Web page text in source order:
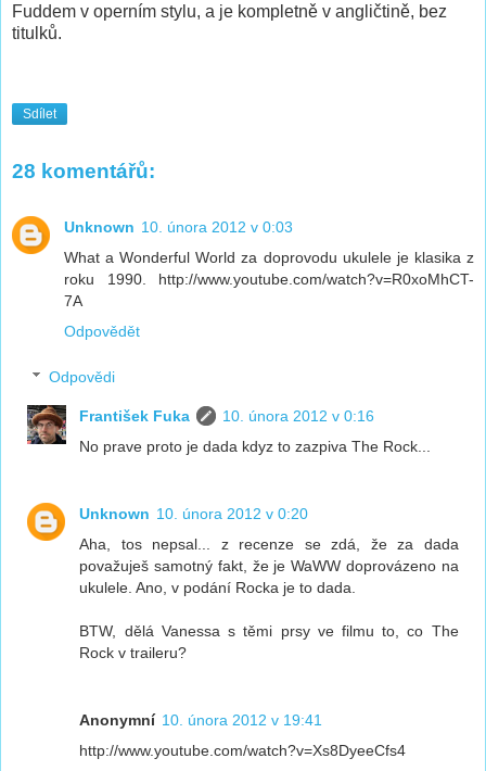
Fuddem v operním stylu, a je kompletně v angličtině, bez
titulků.
Sdílet
28 komentářů:
Unknown 10. února 2012 v 0:03
What a Wonderful World za doprovodu ukulele je klasika z
roku 1990. http://www.youtube.com/watch?v=R0xoMhCT-
7A
Odpovědět
Odpovědi
František Fuka
10. února 2012 v 0:16
No prave proto je dada kdyz to zazpiva The Rock...
Unknown 10. února 2012 v 0:20
Aha, tos nepsal... z recenze se zdá, že za dada
považuješ samotný fakt, že je WaWW doprovázeno na
ukulele. Ano, v podání Rocka je to dada.
BTW, dělá Vanessa s těmi prsy ve filmu to, co The
Rock v traileru?
Anonymní 10. února 2012 v 19:41
http://www.youtube.com/watch?v=Xs8DyeeCfs4